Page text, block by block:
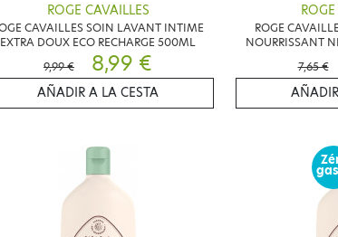
ROGE CAVAILLES
CAVAILLES SOIN LAVANT INTIME
EXTRA DOUX ECO RECHARGE 500ML
9,99 €
8,99 €
AÑADIR A LA CESTA
ROGE
NOURRISSANT
7,65 €